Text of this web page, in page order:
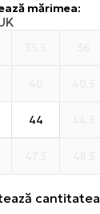
mărimea:
44
cantitatea